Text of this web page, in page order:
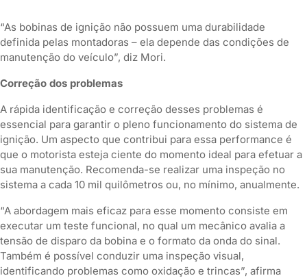
“As bobinas de ignição não possuem uma durabilidade
definida pelas montadoras – ela depende das condições de
manutenção do veículo”, diz Mori.
Correção dos problemas
A rápida identificação e correção desses problemas é
essencial para garantir o pleno funcionamento do sistema de
ignição. Um aspecto que contribui para essa performance é
que o motorista esteja ciente do momento ideal para efetuar a
sua manutenção. Recomenda-se realizar uma inspeção no
sistema a cada 10 mil quilômetros ou, no mínimo, anualmente.
“A abordagem mais eficaz para esse momento consiste em
executar um teste funcional, no qual um mecânico avalia a
tensão de disparo da bobina e o formato da onda do sinal.
Também é possível conduzir uma inspeção visual,
identificando problemas como oxidação e trincas”, afirma